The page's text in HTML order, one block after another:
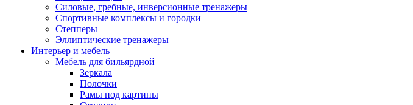
Силовые, гребные, инверсионные тренажеры
Спортивные комплексы и городки
Степперы
Эллиптические тренажеры
Интерьер и мебель
Мебель для бильярдной
Зеркала
Полочки
Рамы под картины